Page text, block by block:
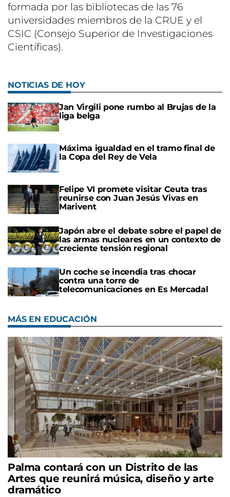
formada por las bibliotecas de las 76
universidades miembros de la CRUE y el
CSIC (Consejo Superior de Investigaciones
Científicas).
NOTICIAS DE HOY
Jan Virgili pone rumbo al Brujas de la
liga belga
Máxima igualdad en el tramo final de
la Copa del Rey de Vela
Felipe VI promete visitar Ceuta tras
reunirse con Juan Jesús Vivas en
Marivent
Japón abre el debate sobre el papel de
las armas nucleares en un contexto de
creciente tensión regional
Un coche se incendia tras chocar
contra una torre de
telecomunicaciones en Es Mercadal
MÁS EN EDUCACIÓN
Palma contará con un Distrito de las
Artes que reunirá música, diseño y arte
dramático